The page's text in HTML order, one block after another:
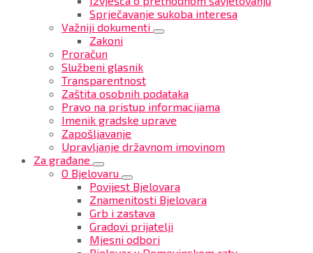
Sprječavanje sukoba interesa
Važniji dokumenti
Zakoni
Proračun
Službeni glasnik
Transparentnost
Zaštita osobnih podataka
Pravo na pristup informacijama
Imenik gradske uprave
Zapošljavanje
Upravljanje državnom imovinom
Za građane
O Bjelovaru
Povijest Bjelovara
Znamenitosti Bjelovara
Grb i zastava
Gradovi prijatelji
Mjesni odbori